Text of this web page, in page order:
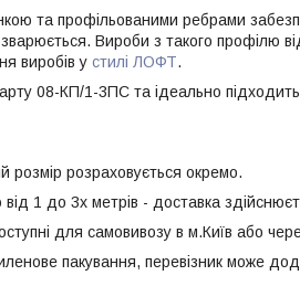
та профільованими ребрами
Вироби з такого профілю
виробів у стилі ЛОФТ.
08-КП/1-3ПС та ідеально
розмір розраховується окремо.
1 до 3х метрів - доставка
для самовивозу в м.Київ або
пакування, перевізник може